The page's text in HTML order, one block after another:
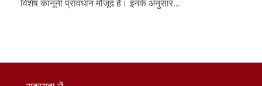
विशेष कानूनी प्रावधान मौजूद हैं। इनके अनुसार...